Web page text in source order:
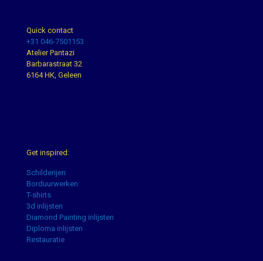
Quick contact
+31 046-7501153
Atelier Pantazi
Barbarastraat 32
6164 HK, Geleen
Get inspired:
Schilderijen
Borduurwerken
T-shirts
3d inlijsten
Diamond Painting inlijsten
Diploma inlijsten
Restauratie